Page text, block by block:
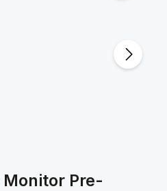
Monitor Pre-